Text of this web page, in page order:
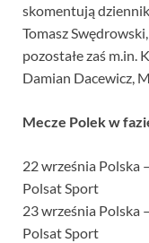
skomentują
Tomasz
pozostałe zaś m.in.
Damian Dacewicz,
Mecze Polek w
22 września Polska
Polsat Sport
23 września Polska
Polsat Sport